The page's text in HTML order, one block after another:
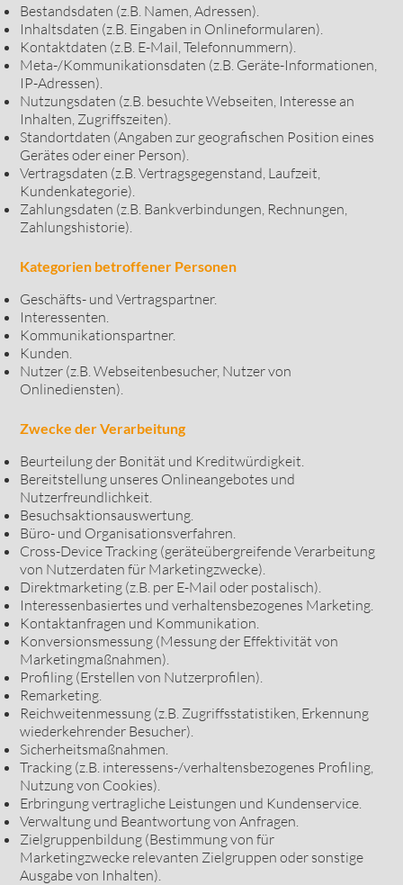
Bestandsdaten (z.B. Namen, Adressen).
Inhaltsdaten (z.B. Eingaben in Onlineformularen).
Kontaktdaten (z.B. E-Mail, Telefonnummern).
Meta-/Kommunikationsdaten (z.B. Geräte-Informationen,
IP-Adressen).
Nutzungsdaten (z.B. besuchte Webseiten, Interesse an
Inhalten, Zugriffszeiten).
Standortdaten (Angaben zur geografischen Position eines
Gerätes oder einer Person).
Vertragsdaten (z.B. Vertragsgegenstand, Laufzeit,
Kundenkategorie).
Zahlungsdaten (z.B. Bankverbindungen, Rechnungen,
Zahlungshistorie).
Kategorien betroffener Personen
Geschäfts- und Vertragspartner.
Interessenten.
Kommunikationspartner.
Kunden.
Nutzer (z.B. Webseitenbesucher, Nutzer von
Onlinediensten).
Zwecke der Verarbeitung
Beurteilung der Bonität und Kreditwürdigkeit.
Bereitstellung unseres Onlineangebotes und
Nutzerfreundlichkeit.
Besuchsaktionsauswertung.
Büro- und Organisationsverfahren.
Cross-Device Tracking (geräteübergreifende Verarbeitung
von Nutzerdaten für Marketingzwecke).
Direktmarketing (z.B. per E-Mail oder postalisch).
Interessenbasiertes und verhaltensbezogenes Marketing.
Kontaktanfragen und Kommunikation.
Konversionsmessung (Messung der Effektivität von
Marketingmaßnahmen).
Profiling (Erstellen von Nutzerprofilen).
Remarketing.
Reichweitenmessung (z.B. Zugriffsstatistiken, Erkennung
wiederkehrender Besucher).
Sicherheitsmaßnahmen.
Tracking (z.B. interessens-/verhaltensbezogenes Profiling,
Nutzung von Cookies).
Erbringung vertragliche Leistungen und Kundenservice.
Verwaltung und Beantwortung von Anfragen.
Zielgruppenbildung (Bestimmung von für
Marketingzwecke relevanten Zielgruppen oder sonstige
Ausgabe von Inhalten).